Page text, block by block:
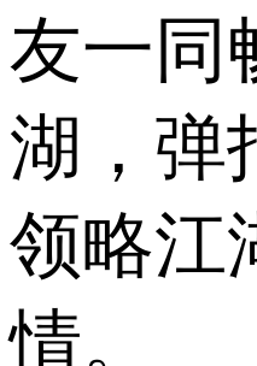
友一同
湖，弹
领略江
情。